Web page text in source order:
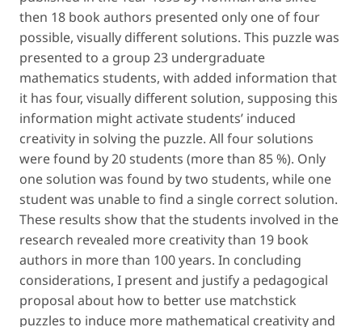
then 18 book authors presented only one of four
possible, visually different solutions. This puzzle was
presented to a group 23 undergraduate
mathematics students, with added information that
it has four, visually different solution, supposing this
information might activate students’ induced
creativity in solving the puzzle. All four solutions
were found by 20 students (more than 85 %). Only
one solution was found by two students, while one
student was unable to find a single correct solution.
These results show that the students involved in the
research revealed more creativity than 19 book
authors in more than 100 years. In concluding
considerations, I present and justify a pedagogical
proposal about how to better use matchstick
puzzles to induce more mathematical creativity and